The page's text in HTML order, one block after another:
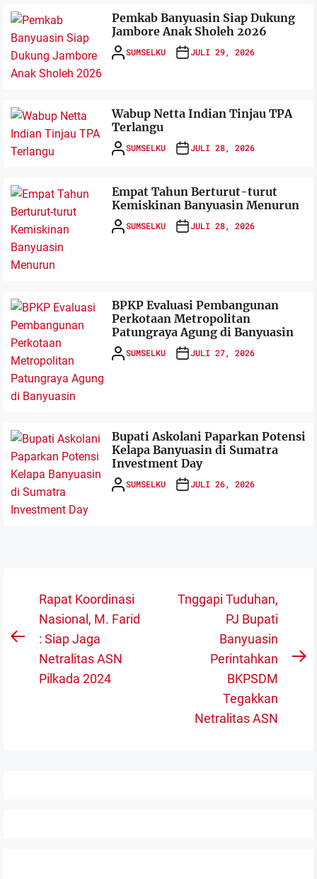
Pemkab Banyuasin Siap Dukung
Jambore Anak Sholeh 2026
SUMSELKU JULI 29, 2026
Wabup Netta Indian Tinjau TPA
Terlangu
SUMSELKU JULI 28, 2026
Empat Tahun Berturut-turut
Kemiskinan Banyuasin Menurun
SUMSELKU JULI 28, 2026
BPKP Evaluasi Pembangunan
Perkotaan Metropolitan
Patungraya Agung di Banyuasin
SUMSELKU JULI 27, 2026
Bupati Askolani Paparkan Potensi
Kelapa Banyuasin di Sumatra
Investment Day
SUMSELKU JULI 26, 2026
Navigasi
pos
Previous
Rapat Koordinasi
Nasional, M. Farid
: Siap Jaga
Netralitas ASN
Pilkada 2024
Tnggapi Tuduhan,
PJ Bupati
Banyuasin
Perintahkan
BKPSDM
Tegakkan
Netralitas ASN